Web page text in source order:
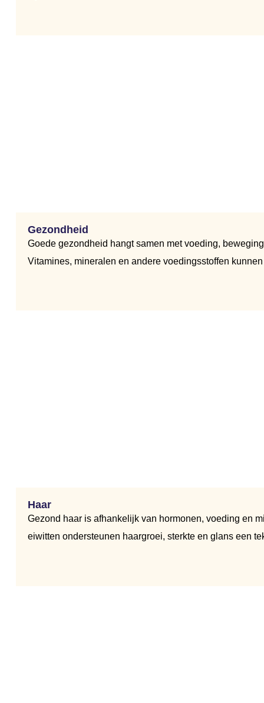
Gezondheid
Goede gezondheid hangt samen met voeding,
Vitamines, mineralen en andere voedingsstoffen
Haar
Gezond haar is afhankelijk van hormonen, voeding en
eiwitten ondersteunen haargroei, sterkte en glans een